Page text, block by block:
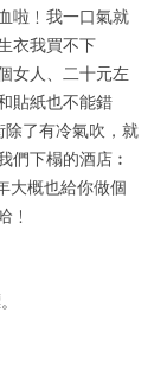
啦﹗我一口氣就
衣我買不下
女人、二十元左
貼紙也不能錯
了有冷氣吹，就
們下榻的酒店︰
大概也給你做個
﹗